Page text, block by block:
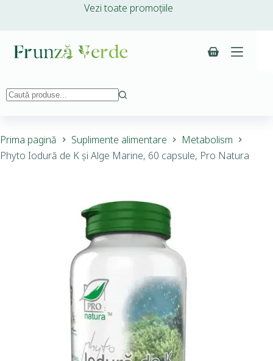
Vezi toate promoțiile
Prima pagină Suplimente alimentare
Metabolism
Phyto Iodură de K și Alge Marine, 60 capsule, Pro Natura